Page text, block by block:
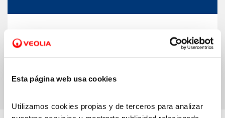
Esta página web usa cookies
Utilizamos cookies propias y de terceros para analizar
Oficina Municipal del Agua de Zaragoza.
Accede a la página web de Aguas
Zaragoza